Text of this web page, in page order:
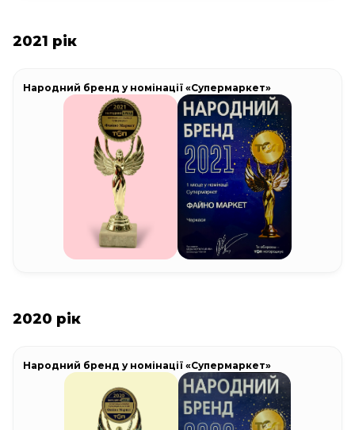
2021 рік
Народний бренд у номінації «Супермаркет»
2020 рік
Народний бренд у номінації «Супермаркет»